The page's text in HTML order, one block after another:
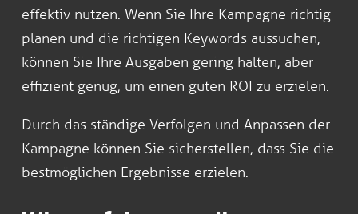
effektiv nutzen. Wenn Sie Ihre Kampagne richtig
planen und die richtigen Keywords aussuchen,
können Sie Ihre Ausgaben gering halten, aber
effizient genug, um einen guten ROI zu erzielen.
Durch das ständige Verfolgen und Anpassen der
Kampagne können Sie sicherstellen, dass Sie die
bestmöglichen Ergebnisse erzielen.